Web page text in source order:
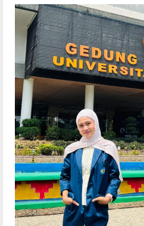
2
Serialers
MATLAB
Premium
August 6,
3
Serialers
Ableton Live
10 (x32x64)
August 6,
4
Lan
Assassin’s
Deluxe
for Desktop
August 6,